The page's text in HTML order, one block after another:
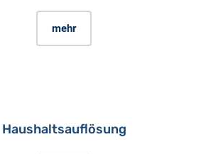
mehr
Haushaltsauflösung